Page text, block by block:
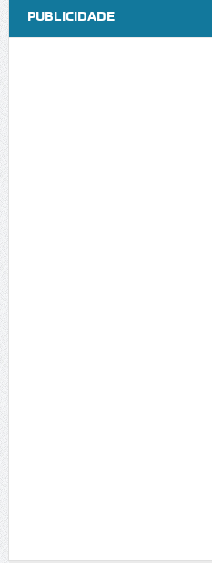
PUBLICIDADE